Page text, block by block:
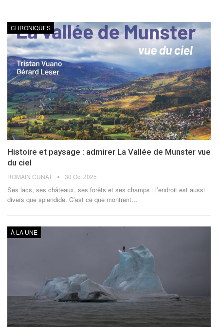
CHRONIQUES
Histoire et paysage : admirer La Vallée de Munster vue
du ciel
ROMAIN CUNAT 30 Oct 2025
Ses lacs, ses châteaux, ses forêts et ses champs : l’endroit est aussi
divers que splendide. C’est ce que montrent…
À LA UNE